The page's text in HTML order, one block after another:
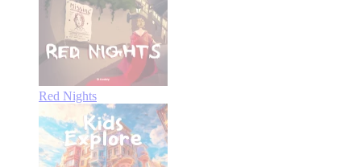
Red Nights